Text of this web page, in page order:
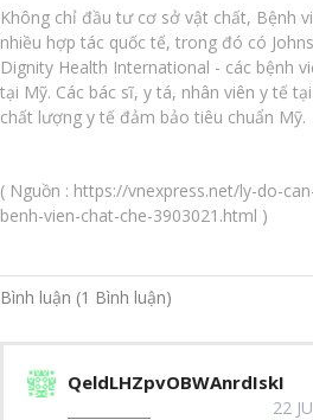
Không chỉ đầu tư cơ sở vật chất, Bệnh
nhiều hợp tác quốc tế, trong đó có
Dignity Health International - các bệnh
tại Mỹ. Các bác sĩ, y tá, nhân viên y tế
chất lượng y tế đảm bảo tiêu chuẩn Mỹ.
( Nguồn : https://vnexpress.net/ly-do-
benh-vien-chat-che-3903021.html )
Bình luận (1 Bình luận)
QeldLHZpvOBWAnrdIskI
22